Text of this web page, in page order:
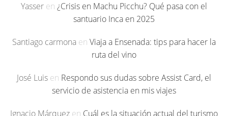
Yasser en ¿Crisis en Machu Picchu? Qué pasa con el
santuario Inca en 2025
Santiago carmona en Viaja a Ensenada: tips para hacer la
ruta del vino
José Luis en Respondo sus dudas sobre Assist Card, el
servicio de asistencia en mis viajes
Ignacio Márquez en Cuál es la situación actual del turismo